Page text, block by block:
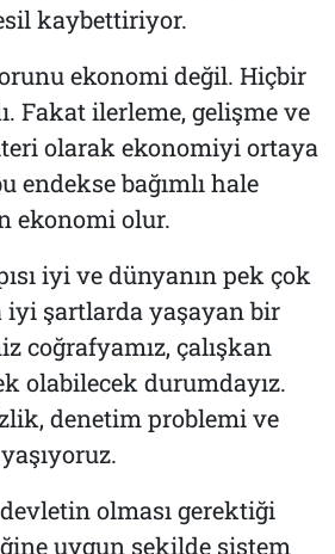
kaybettiriyor.
ekonomi değil. Hiçbir
Fakat ilerleme, gelişme ve
olarak ekonomiyi ortaya
endekse bağımlı hale
ekonomi olur.
iyi ve dünyanın pek çok
iyi şartlarda yaşayan bir
coğrafyamız, çalışkan
olabilecek durumdayız.
denetim problemi ve
devletin olması gerektiği
uygun şekilde sistem